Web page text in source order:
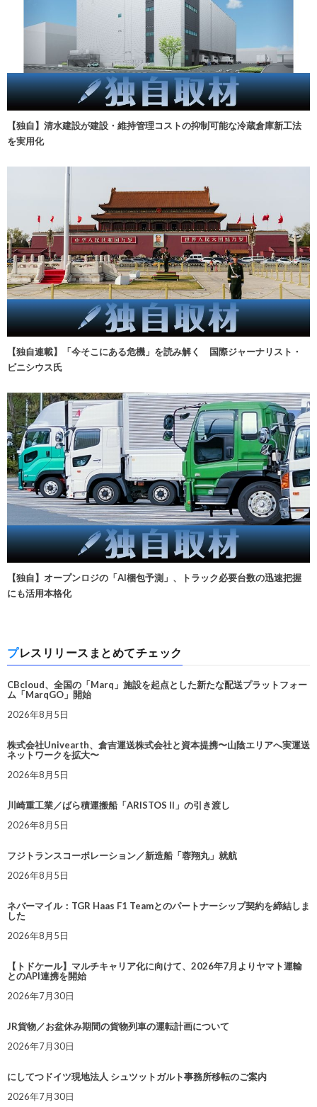
【独自】清水建設が建設・維持管理コストの抑制可能な冷蔵倉庫新工法
を実用化
【独自連載】「今そこにある危機」を読み解く 国際ジャーナリスト・
ビニシウス氏
【独自】オープンロジの「AI梱包予測」、トラック必要台数の迅速把握
にも活用本格化
プレスリリースまとめてチェック
CBcloud、全国の「Marq」施設を起点とした新たな配送プラットフォー
ム「MarqGO」開始
2026年8月5日
株式会社Univearth、倉吉運送株式会社と資本提携〜山陰エリアへ実運送
ネットワークを拡大〜
2026年8月5日
川崎重工業／ばら積運搬船「ARISTOS II」の引き渡し
2026年8月5日
フジトランスコーポレーション／新造船「蓉翔丸」就航
2026年8月5日
ネバーマイル：TGR Haas F1 Teamとのパートナーシップ契約を締結しま
した
2026年8月5日
【トドケール】マルチキャリア化に向けて、2026年7月よりヤマト運輸
とのAPI連携を開始
2026年7月30日
JR貨物／お盆休み期間の貨物列車の運転計画について
2026年7月30日
にしてつドイツ現地法人 シュツットガルト事務所移転のご案内
2026年7月30日